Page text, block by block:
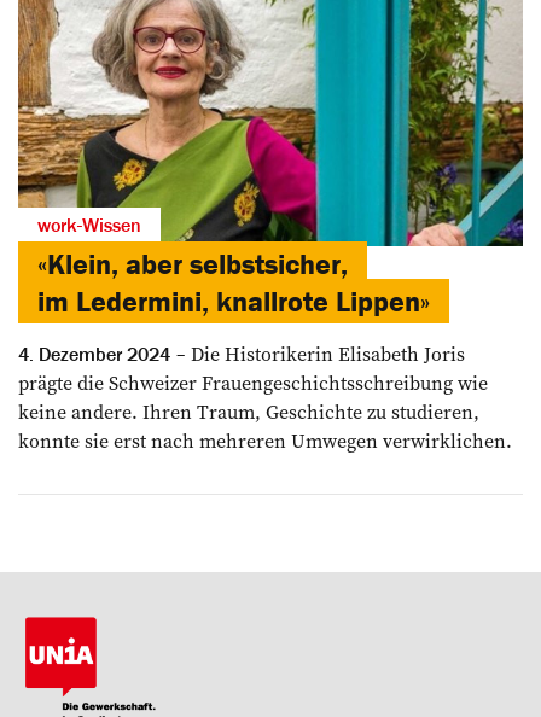
work-Wissen
«Klein, aber selbstsicher,
im ­Ledermini, knallrote Lippen»
4. Dezember 2024
Die Historikerin Elisabeth Joris
prägte die Schweizer Frauen­geschichtsschreibung wie
keine andere. Ihren Traum, ­Geschichte zu studieren,
konnte sie erst nach mehreren Umwegen ­verwirklichen.